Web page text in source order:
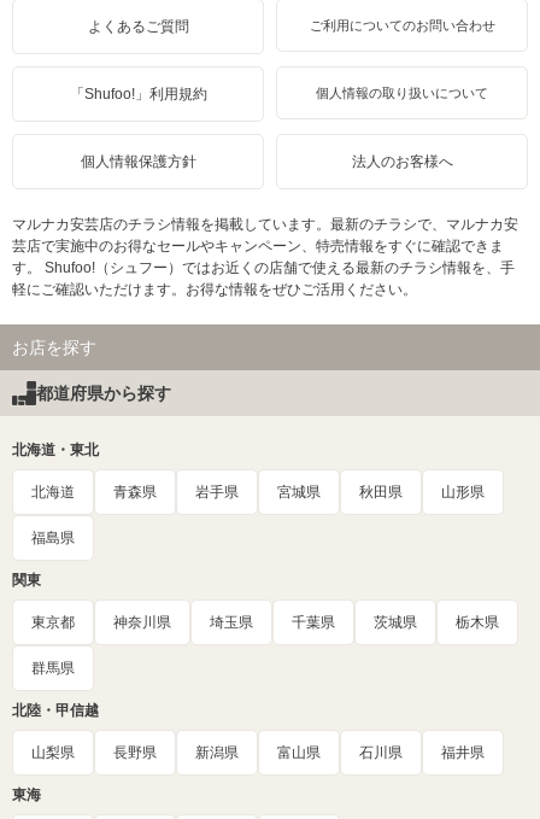
よくあるご質問 ご利用についてのお問い合わせ
「Shufoo!」利用規約 個人情報の取り扱いについて
個人情報保護方針 法人のお客様へ
マルナカ安芸店のチラシ情報を掲載しています。最新のチラシで、マルナカ安
芸店で実施中のお得なセールやキャンペーン、特売情報をすぐに確認できま
す。 Shufoo!（シュフー）ではお近くの店舗で使える最新のチラシ情報を、手
軽にご確認いただけます。お得な情報をぜひご活用ください。
お店を探す
都道府県から探す
北海道・東北
北海道 青森県 岩手県 宮城県 秋田県 山形県
福島県
関東
東京都 神奈川県 埼玉県 千葉県 茨城県 栃木県
群馬県
北陸・甲信越
山梨県 長野県 新潟県 富山県 石川県 福井県
東海